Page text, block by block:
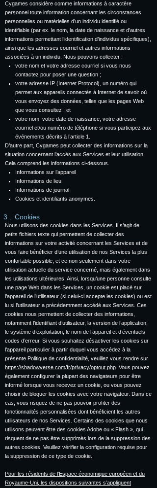
Cygames considère comme informations à caractère
personnel toute information concernant les circonstances
personnelles ou matérielles d’un individu identifié ou
identifiable (par ex. le nom, la date de naissance et d’autres
informations permettant l’identification d’individus spécifiques),
ainsi que les adresses courriel et autres informations
associées à un individu. Nous pouvons collecter :
votre nom et votre adresse courriel si vous nous
contactez pour poser une question ;
votre adresse IP (Internet Protocol), un numéro qui
permet aux appareils connectés à Internet de savoir où
vous envoyez des données, telles que les pages Web
que vous consultez ; et
votre nom, votre date de naissance, votre adresse
courriel et/ou numéro de téléphone si vous participez aux
événements décrits à l’article 1.
D’autre part, Cygames peut collecter des informations sur la
situation concernant l’accès aux Services et leur utilisation.
Cela comprend les informations ci-dessous.
Informations sur l’appareil
Informations de lieu
Informations de journal
Cookies et identifiants anonymes.
Cookies
Nous utilisons des cookies dans les Services. Il s’agit de
petits fichiers texte qui permettent de collecter des
informations sur votre activité concernant les Services et de
vous faire bénéficier d’une utilisation de nos Services la plus
confortable possible, et ce non seulement dans votre
utilisation actuelle du service concerné, mais également dans
les utilisations ultérieures. Ainsi, lorsqu’une personne consulte
une page Web dans les Services, un cookie est placé sur
l’appareil de l’utilisateur (si celui-ci accepte les cookies) ou est
lu si l’utilisateur a précédemment accédé aux Services. Ces
cookies nous permettent de collecter des informations,
notamment l’identifiant d’utilisateur, la version de l’application,
le système d’exploitation, le nom de l’appareil et d’éventuels
codes d’erreur. Si vous souhaitez désactiver les cookies sur
l’appareil particulier à partir duquel vous accédez à la
présente Politique de confidentialité, veuillez vous rendre sur
https://shadowverse.com/fr/privacy/optout.php . Vous pouvez
également configurer la plupart des navigateurs pour être
informé lorsque vous recevez un cookie, ou vous pouvez
choisir de bloquer les cookies avec votre navigateur. Dans ce
cas, vous risquez de ne pas pouvoir profiter des
fonctionnalités personnalisées dont bénéficient les autres
utilisateurs de nos Services. Certains des cookies que nous
utilisons peuvent être des cookies Adobe ou « Flash », qui
risquent de ne pas être supprimés lors de la suppression des
autres cookies. Veuillez vérifier la configuration requise pour
la suppression de ce type de cookie.
Pour les résidents de l’Espace économique européen et du
Royaume-Uni, les dispositions suivantes s’appliquent